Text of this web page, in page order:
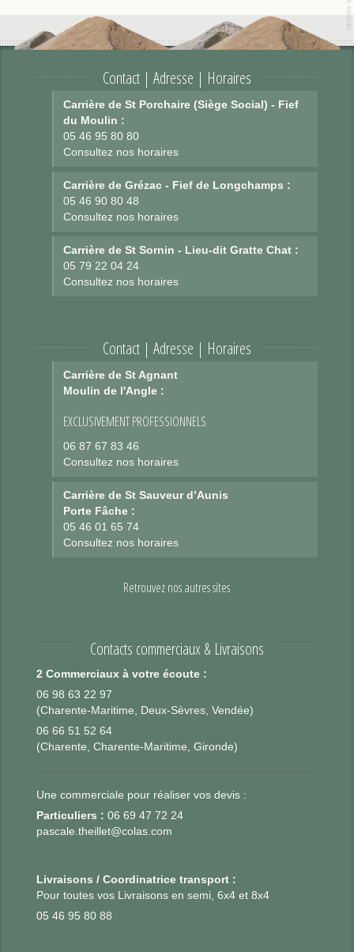
Contact | Adresse | Horaires
Carrière de St Porchaire (Siège Social) - Fief
du Moulin :
05 46 95 80 80
Consultez nos horaires
Carrière de Grézac - Fief de Longchamps :
05 46 90 80 48
Consultez nos horaires
Carrière de St Sornin - Lieu-dit Gratte Chat :
05 79 22 04 24
Consultez nos horaires
Contact | Adresse | Horaires
Carrière de St Agnant
Moulin de l'Angle :
EXCLUSIVEMENT PROFESSIONNELS
06 87 67 83 46
Consultez nos horaires
Carrière de St Sauveur d’Aunis
Porte Fâche :
05 46 01 65 74
Consultez nos horaires
Retrouvez nos autres sites
Contacts commerciaux & Livraisons
2 Commerciaux à votre écoute :
06 98 63 22 97
(Charente-Maritime, Deux-Sèvres, Vendée)
06 66 51 52 64
(Charente, Charente-Maritime, Gironde)
Une commerciale pour réaliser vos devis :
Particuliers : 06 69 47 72 24
pascale.theillet@colas.com
Livraisons / Coordinatrice transport :
Pour toutes vos Livraisons en semi, 6x4 et 8x4
05 46 95 80 88